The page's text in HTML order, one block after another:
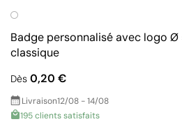
Badge personnalisé avec logo Ø
classique
Dès0,20 €
Livraison12/08 - 14/08
195 clients satisfaits